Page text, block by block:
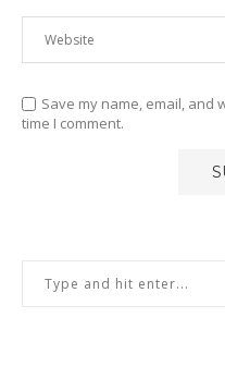
Save my name, email,
time I comment.